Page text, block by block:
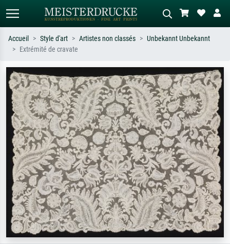
Recherchez par artiste, titre ou style –
ex. Monet, Nuit étoilée,
impressionnisme, vague de Hokusai,
nu.
Décrivez la scène – ex. prairie verte,
abstrait avec beaucoup de rouge,
tableau sombre, nu debout près d'un
arbre.
Accueil Style d'art Artistes non classés
Unbekannt Unbekannt
Extrémité de cravate